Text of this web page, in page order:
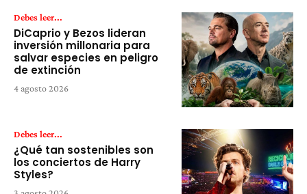
Debes leer...
DiCaprio y Bezos lideran
inversión millonaria para
salvar especies en peligro
de extinción
4 agosto 2026
Debes leer...
¿Qué tan sostenibles son
los conciertos de Harry
Styles?